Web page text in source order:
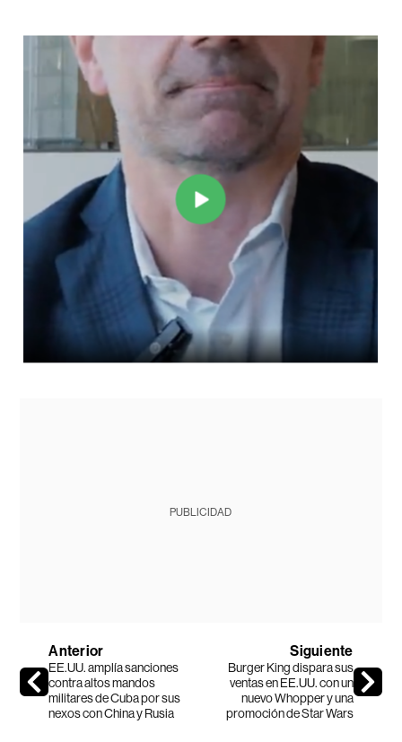
PUBLICIDAD
Anterior
EE.UU. amplía sanciones
contra altos mandos
militares de Cuba por sus
nexos con China y Rusia
Siguiente
Burger King dispara sus
ventas en EE.UU. con un
nuevo Whopper y una
promoción de Star Wars